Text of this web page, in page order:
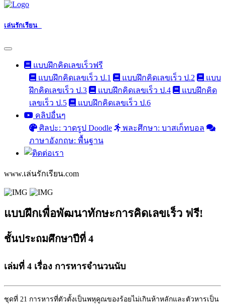
เล่นรักเรียน
แบบฝึกคิดเลขเร็วฟรี
แบบฝึกคิดเลขเร็ว ป.1
แบบฝึกคิดเลขเร็ว ป.2
แบบ
ฝึกคิดเลขเร็ว ป.3
แบบฝึกคิดเลขเร็ว ป.4
แบบฝึกคิด
เลขเร็ว ป.5
แบบฝึกคิดเลขเร็ว ป.6
คลิปอื่นๆ
ศิลปะ: วาดรูป Doodle
พละศึกษา: บาสเก็ทบอล
ภาษาอังกฤษ: พื้นฐาน
www.เล่นรักเรียน.com
แบบฝึกเพื่อพัฒนาทักษะการคิดเลขเร็ว ฟรี!
ชั้นประถมศึกษาปีที่ 4
เล่มที่ 4 เรื่อง การหารจำนวนนับ
ชุดที่ 21 การหารที่ตัวตั้งเป็นพหุคูณของร้อยไม่เกินห้าหลักและตัวหารเป็น